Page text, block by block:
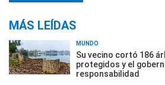
MÁS LEÍDAS
MUNDO
Su vecino cortó 186
protegidos y el
responsabilidad